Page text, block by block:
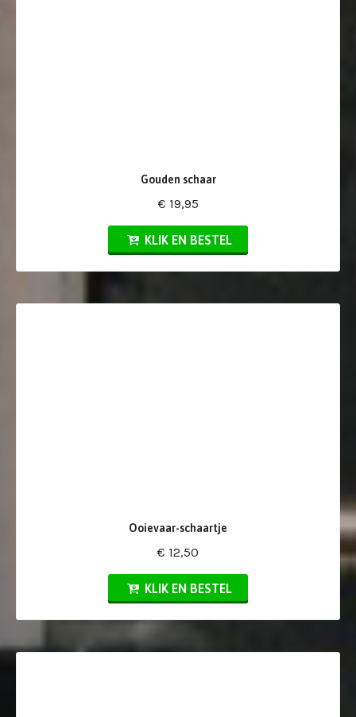
Gouden schaar
€ 19,95
KLIK EN BESTEL
Ooievaar-schaartje
€ 12,50
KLIK EN BESTEL